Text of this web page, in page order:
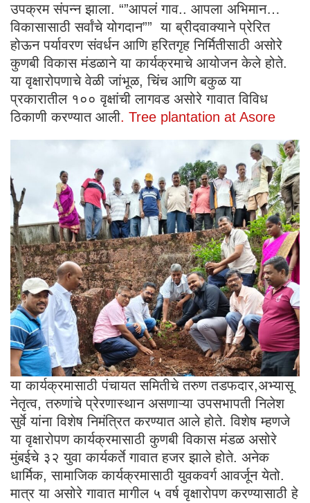
उपक्रम संपन्न झाला. “”आपलं गाव.. आपला अभिमान…
विकासासाठी सर्वांचे योगदान”” या ब्रीदवाक्याने प्रेरित
होऊन पर्यावरण संवर्धन आणि हरितगृह निर्मितीसाठी असोरे
कुणबी विकास मंडळाने या कार्यक्रमाचे आयोजन केले होते.
या वृक्षारोपणाचे वेळी जांभूळ, चिंच आणि बकुळ या
प्रकारातील १०० वृक्षांची लागवड असोरे गावात विविध
ठिकाणी करण्यात आली. Tree plantation at Asore
या कार्यक्रमासाठी पंचायत समितीचे तरुण तडफदार,अभ्यासू
नेतृत्व, तरुणांचे प्रेरणास्थान असणाऱ्या उपसभापती निलेश
सुर्वे यांना विशेष निमंत्रित करण्यात आले होते. विशेष म्हणजे
या वृक्षारोपण कार्यक्रमासाठी कुणबी विकास मंडळ असोरे
मुंबईचे ३२ युवा कार्यकर्ते गावात हजर झाले होते. अनेक
धार्मिक, सामाजिक कार्यक्रमासाठी युवकवर्ग आवर्जून येतो.
मात्र या असोरे गावात मागील ५ वर्ष वृक्षारोपण करण्यासाठी हे